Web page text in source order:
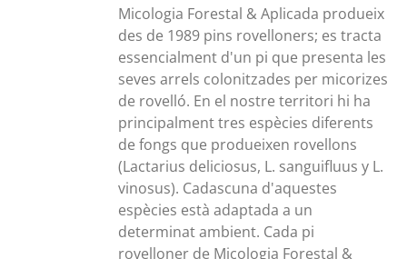
135,00€
a
280,00€
Micologia Forestal & Aplicada produeix
des de 1989 pins rovelloners; es tracta
essencialment d'un pi que presenta les
seves arrels colonitzades per micorizes
de rovelló. En el nostre territori hi ha
principalment tres espècies diferents
de fongs que produeixen rovellons
(Lactarius deliciosus, L. sanguifluus y L.
vinosus). Cadascuna d'aquestes
espècies està adaptada a un
determinat ambient. Cada pi
rovelloner de Micologia Forestal &